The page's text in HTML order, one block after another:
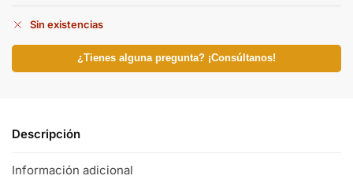
Sin existencias
¿Tienes alguna pregunta? ¡Consúltanos!
Descripción
Información adicional